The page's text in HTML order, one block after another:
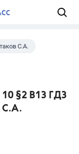
С.А.
§2 B13 ГДЗ
С.А.